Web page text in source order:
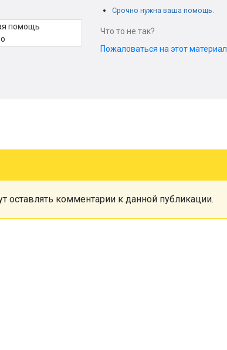
помощь
Срочно нужна ваша помощь.
Что то не так?
Пожаловаться на этот материал
оставлять комментарии к данной публикации.